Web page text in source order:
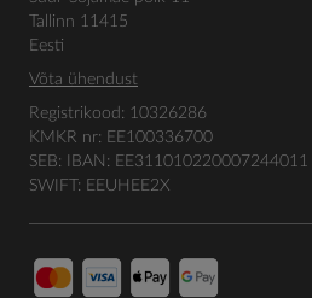
Tallinn 11415
Eesti
Võta ühendust
Registrikood: 10326286
KMKR nr: EE100336700
SEB: IBAN: EE311010220007244011
SWIFT: EEUHEE2X